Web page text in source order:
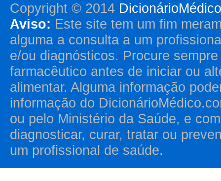
Copyright © 2014
Aviso: Este site tem um fim
alguma a consulta a um
e/ou diagnósticos. Procure
farmacêutico antes de iniciar ou
alimentar. Alguma informação
informação do
ou pelo Ministério da Saúde, e
diagnosticar, curar, tratar ou
um profissional de saúde.